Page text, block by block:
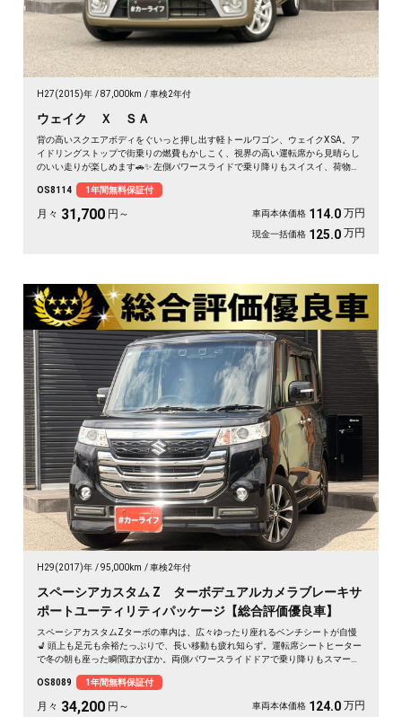
H27(2015)年 87,000km 車検2年付
ウェイク Ｘ ＳＡ
背の高いスクエアボディをぐいっと押し出す軽トールワゴン、ウェイクX SA。ア
イドリングストップで街乗りの燃費もかしこく、視界の高い運転席から見晴らし
のいい走りが楽しめます🚗✨ 左側パワースライドで乗り降りもスイスイ、荷物の
にも通勤の足にもぴったりの一台です。天井の高い車内で、休日のギア積みも余
裕ですよ💫👍《1年保証付》
OS8114 1年間無料保証付
月々 31,700 円～ 車両本体価格 114.0 万円
現金一括価格 125.0 万円
H29(2017)年 95,000km 車検2年付
スペーシアカスタム Z ターボデュアルカメラブレーキサ
ポートユーティリティパッケージ【総合評価優良車】
スペーシアカスタムZターボの車内は、広々ゆったり座れるベンチシートが自慢
💺 頭上も足元も余裕たっぷりで、長い移動も疲れ知らず。運転席シートヒーター
で冬の朝も座った瞬間ぽかぽか。両側パワースライドドアで乗り降りもスマー
の遠出に、心地よい空間が待っています🎵 快適な毎日をこの一台から。《1年保
証付》で安心のカーライフを👍✨
OS8089 1年間無料保証付
月々 34,200 円～ 車両本体価格 124.0 万円